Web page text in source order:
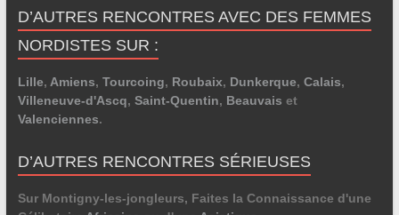
D’AUTRES RENCONTRES AVEC DES FEMMES
NORDISTES SUR :
Lille, Amiens, Tourcoing, Roubaix, Dunkerque, Calais,
Villeneuve-d'Ascq, Saint-Quentin, Beauvais et
Valenciennes.
D’AUTRES RENCONTRES SÉRIEUSES
Sur Montigny-les-jongleurs, Faites la Connaissance d'une